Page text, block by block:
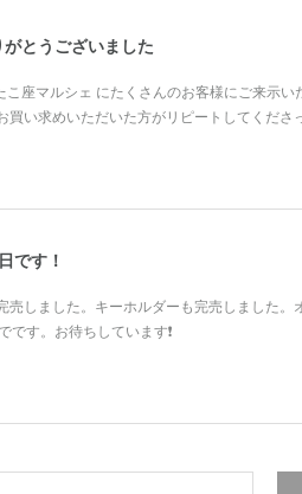
とうございました
こ座マルシェ にたくさんのお客様にご来示い
買い求めいただいた方がリピートしてくださ
です！
売しました。キーホルダーも完売しました。
です。お待ちしています❗